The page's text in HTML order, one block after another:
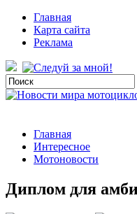
Главная
Карта сайта
Реклама
Главная
Интересное
Мотоновости
Диплом для